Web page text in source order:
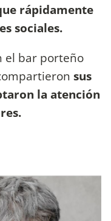
rápidamente
sociales.
el bar porteño
sus
la atención